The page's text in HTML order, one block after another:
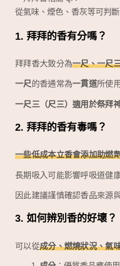
從氣味、煙色、香灰等可判
1. 拜拜的香有分嗎？
拜拜香大致分為一尺、一尺
一尺的香通常為一貫道所使
一尺三（尺三）適用於祭拜
2. 拜拜的香有毒嗎？
一些低成本立香會添加助燃
長期吸入可能影響呼吸道健
因此建議謹慎確認香品來源
3. 如何辨別香的好壞？
可以從成分、燃燒狀況、氣